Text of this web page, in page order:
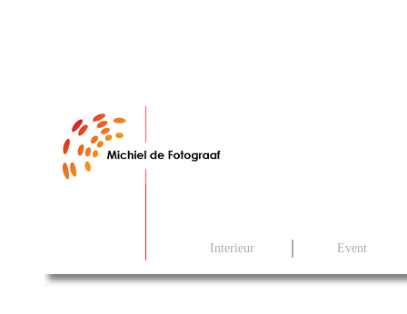
Interieur Event